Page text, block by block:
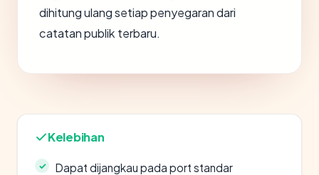
dihitung ulang setiap penyegaran dari
catatan publik terbaru.
Kelebihan
Dapat dijangkau pada port standar